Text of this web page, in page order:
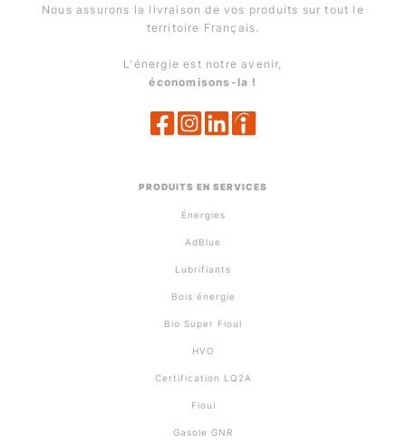
Nous assurons la livraison de vos produits sur tout le
territoire Français.
L'énergie est notre avenir,
économisons-la !
PRODUITS EN SERVICES
Énergies
AdBlue
Lubrifiants
Bois énergie
Bio Super Fioul
HVO
Certification LQ2A
Fioul
Gasole GNR